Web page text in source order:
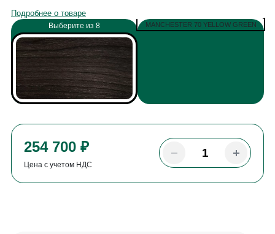
254 700 ₽
Цена с учетом НДС
Выберите из 8 MANCHESTER 70 YELLOW GREEN
Подробнее о товаре